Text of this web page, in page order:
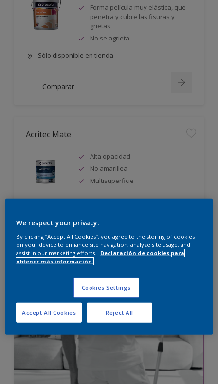
Forma película muy elástica, que
penetra y cubre las fisuras y
grietas
No se agrieta
Sólo disponible en tienda
Comparar
Acritec Mate
Alta opacidad
No amarillea
Multisuperficie
Comparar
We respect your privacy.
By clicking “Accept All Cookies”, you agree to the storing of cookies
on your device to enhance site navigation, analyze site usage, and
assist in our marketing efforts.
Declaración de cookies para
obtener más información.
Cookies Settings
Reject All
Accept All Cookies